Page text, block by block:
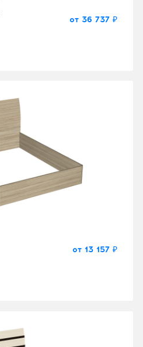
от 36 737 ₽
от 13 157 ₽